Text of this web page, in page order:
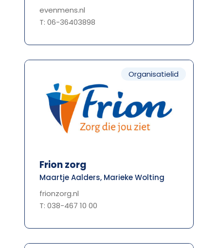
evenmens.nl
T: 06-36403898
Organisatielid
Frion zorg
Maartje Aalders, Marieke Wolting
frionzorg.nl
T: 038-467 10 00